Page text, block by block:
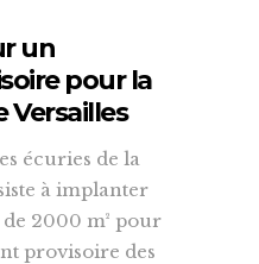
un
pour la
Versailles
écuries de la
à implanter
2000 m² pour
provisoire des